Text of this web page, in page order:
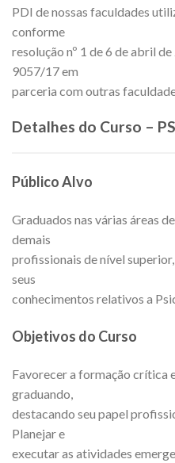
PDI de nossas faculdades
conforme
resolução nº 1 de 6 de abril
9057/17 em
parceria com outras
Detalhes do Curso –
Público Alvo
Graduados nas várias áreas
demais
profissionais de nível
seus
conhecimentos relativos a
Objetivos do Curso
Favorecer a formação crítica
graduando,
destacando seu papel
Planejar e
executar as atividades